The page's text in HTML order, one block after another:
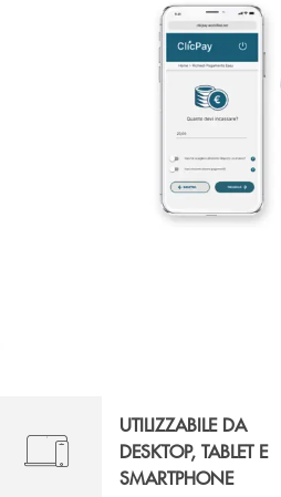
UTILIZZABILE DA
DESKTOP, TABLET E
SMARTPHONE